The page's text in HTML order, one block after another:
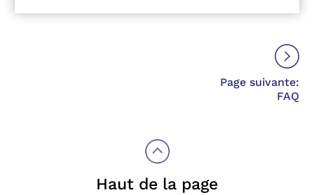
Page suivante:
FAQ
Haut de la page